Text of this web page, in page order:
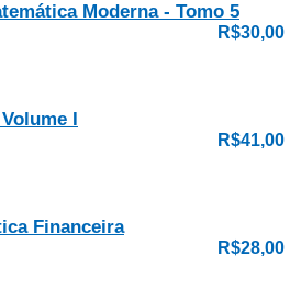
Moderna - Tomo 5
R$30,00
I
R$41,00
Financeira
R$28,00